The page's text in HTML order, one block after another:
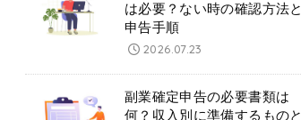
は必要？ない時の確認方法と
申告手順
2026.07.23
副業確定申告の必要書類は
何？収入別に準備するものと